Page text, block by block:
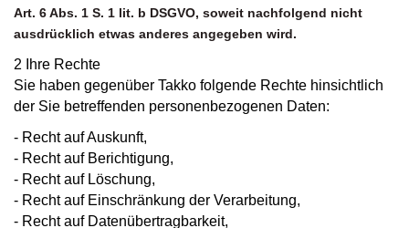
Art. 6 Abs. 1 S. 1 lit. b DSGVO, soweit nachfolgend nicht
ausdrücklich etwas anderes angegeben wird.
2 Ihre Rechte
Sie haben gegenüber Takko folgende Rechte hinsichtlich
der Sie betreffenden personenbezogenen Daten:
- Recht auf Auskunft,
- Recht auf Berichtigung,
- Recht auf Löschung,
- Recht auf Einschränkung der Verarbeitung,
- Recht auf Datenübertragbarkeit,